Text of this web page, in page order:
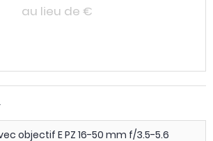
au lieu de €
objectif E PZ 16-50 mm f/3.5-5.6